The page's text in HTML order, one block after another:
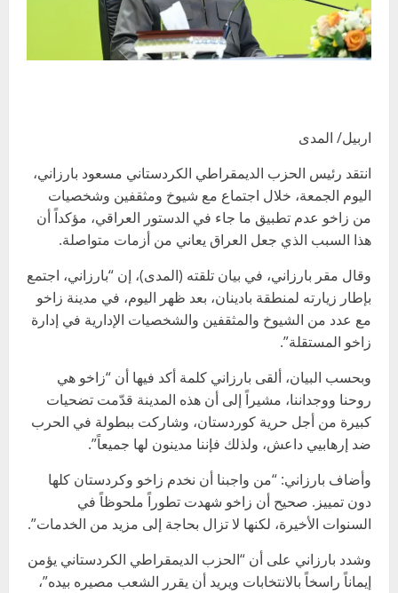
اربيل/ المدى
انتقد رئيس الحزب الديمقراطي الكردستاني مسعود بارزاني،
اليوم الجمعة، خلال اجتماع مع شيوخ ومثقفين وشخصيات
من زاخو عدم تطبيق ما جاء في الدستور العراقي، مؤكداً أن
هذا السبب الذي جعل العراق يعاني من أزمات متواصلة.
وقال مقر بارزاني، في بيان تلقته (المدى)، إن “بارزاني، اجتمع
بإطار زيارته لمنطقة بادينان، بعد ظهر اليوم، في مدينة زاخو
مع عدد من الشيوخ والمثقفين والشخصيات الإدارية في إدارة
زاخو المستقلة”.
وبحسب البيان، ألقى بارزاني كلمة أكد فيها أن “زاخو هي
روحنا ووجداننا، مشيراً إلى أن هذه المدينة قدّمت تضحيات
كبيرة من أجل حرية كوردستان، وشاركت ببطولة في الحرب
ضد إرهابيي داعش، ولذلك فإننا مدينون لها جميعاً”.
وأضاف بارزاني: “من واجبنا أن نخدم زاخو وكردستان كلها
دون تمييز. صحيح أن زاخو شهدت تطوراً ملحوظاً في
السنوات الأخيرة، لكنها لا تزال بحاجة إلى مزيد من الخدمات”.
وشدد بارزاني على أن “الحزب الديمقراطي الكردستاني يؤمن
إيماناً راسخاً بالانتخابات ويريد أن يقرر الشعب مصيره بيده”،